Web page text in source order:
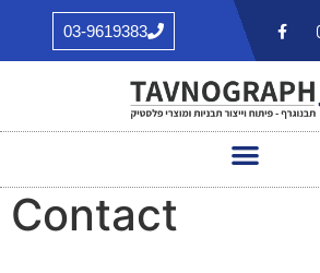
03-9619383
Contact